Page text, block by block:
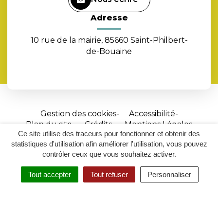
Ce site utilise des traceurs pour fonctionner et obtenir des
statistiques d'utilisation afin améliorer l'utilisation, vous pouvez
contrôler ceux que vous souhaitez activer.
Tout accepter Tout refuser Personnaliser
RECHERCHER
ACCESSIBILITÉ
Adresse
10 rue de la mairie, 85660 Saint-Philbert-
de-Bouaine
Gestion des cookies
Accessibilité
Plan du site
Crédits
Mentions Légales
Site
réalisé
par
Inovagora